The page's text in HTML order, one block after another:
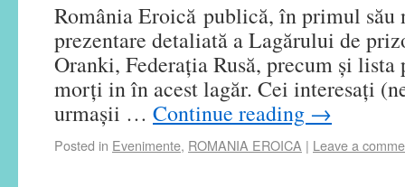
România Eroică publică, în primul său
prezentare detaliată a Lagărului de
Oranki, Federaţia Rusă, precum şi
morţi in în acest lagăr. Cei interesaţi
urmaşii … Continue reading →
Posted in Evenimente, ROMANIA EROICA | Leave a